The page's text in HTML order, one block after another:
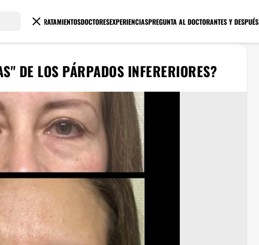
TRATAMIENTOSDOCTORESEXPERIENCIASPREGUNTA AL DOCTORANTES Y DESPUÉS
DE LOS PÁRPADOS INFERERIORES?